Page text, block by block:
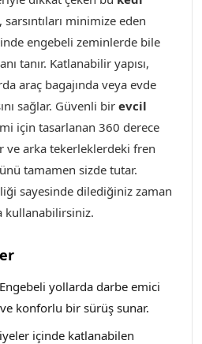
, sarsıntıları minimize eden
engebeli zeminlerde bile
tanır. Katlanabilir yapısı,
araç bagajında veya evde
sağlar. Güvenli bir evcil
için tasarlanan 360 derece
ve arka tekerleklerdeki fren
tamamen sizde tutar.
sayesinde dilediğiniz zaman
kullanabilirsiniz.
yollarda darbe emici
ve konforlu bir sürüş sunar.
içinde katlanabilen